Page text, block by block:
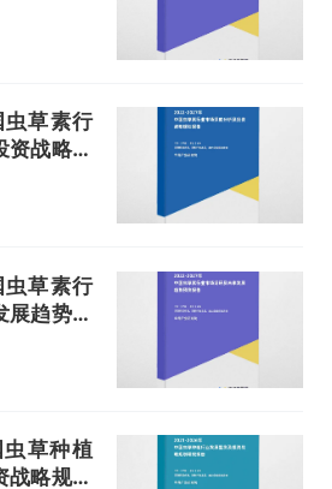
草素行
资战略规
草素行
展趋势预
草种植
战略规划